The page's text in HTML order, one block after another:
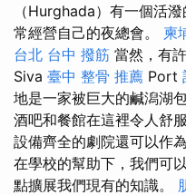
（Hurghada）有一個活
常經營自己的夜總會。 柬
台北 台中 撥筋 當然，有
Siva 臺中 整骨 推薦 Port
地是一家被巨大的鹹潟湖
酒吧和餐館在這裡令人舒
設備齊全的劇院還可以作
在學校的幫助下，我們可
點擴展我們現有的知識。